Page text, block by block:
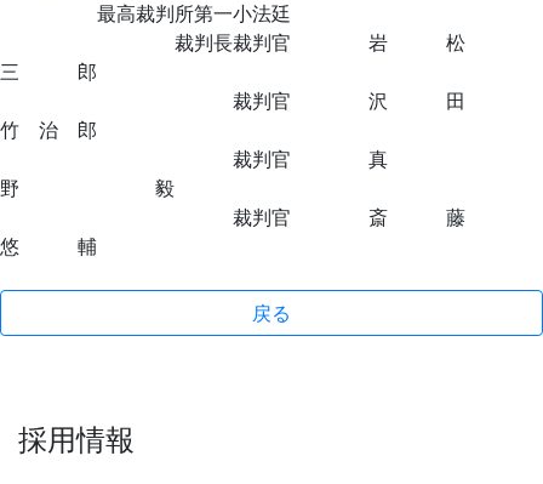
最高裁判所第一小法廷
裁判長裁判官 岩 松
三 郎
裁判官 沢 田
竹 治 郎
裁判官 真
野 毅
裁判官 斎 藤
悠 輔
戻る
採用情報